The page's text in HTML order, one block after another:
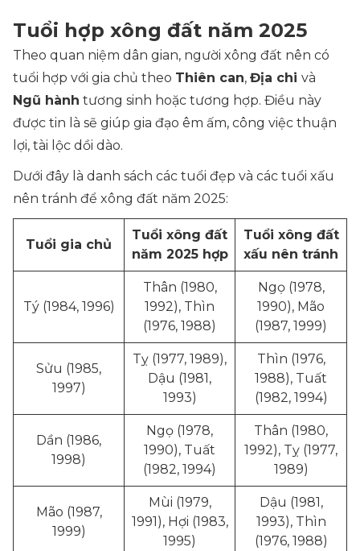
Tuổi hợp xông đất năm 2025
Theo quan niệm dân gian, người xông đất nên có
tuổi hợp với gia chủ theo Thiên can, Địa chi và
Ngũ hành tương sinh hoặc tương hợp. Điều này
được tin là sẽ giúp gia đạo êm ấm, công việc thuận
lợi, tài lộc dồi dào.
Dưới đây là danh sách các tuổi đẹp và các tuổi xấu
nên tránh để xông đất năm 2025:
Tuổi gia chủ
Tuổi xông đất
năm 2025 hợp
Tuổi xông đất
xấu nên tránh
Tý (1984, 1996)
Thân (1980,
1992), Thìn
(1976, 1988)
Ngọ (1978,
1990), Mão
(1987, 1999)
Sửu (1985,
1997)
Tỵ (1977, 1989),
Dậu (1981,
1993)
Thìn (1976,
1988), Tuất
(1982, 1994)
Dần (1986,
1998)
Ngọ (1978,
1990), Tuất
(1982, 1994)
Thân (1980,
1992), Tỵ (1977,
1989)
Mão (1987,
1999)
Mùi (1979,
1991), Hợi (1983,
1995)
Dậu (1981,
1993), Thìn
(1976, 1988)